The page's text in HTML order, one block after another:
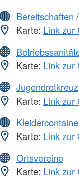
Bereitschaften
Karte: Link zur
Karte: Link zur
Jugendrotkreuz
Karte: Link zur
Karte: Link zur
Ortsvereine
Karte: Link zur